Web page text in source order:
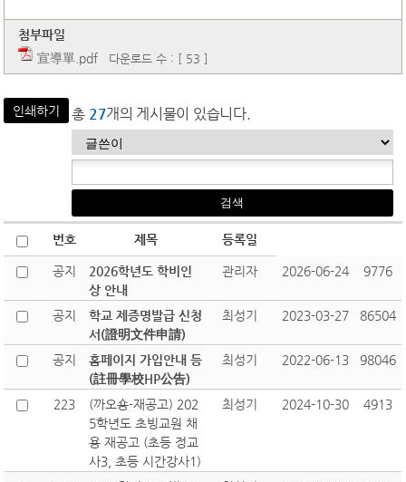
첨부파일
宣導單.pdf 다운로드 수 : [ 53 ]
인쇄하기 총 27개의 게시물이 있습니다.
번호 제목 등록일
공지
2026학년도 학비인
상 안내
관리자 2026-06-24 9776
공지
학교 제증명발급 신청
서(證明文件申請)
최성기 2023-03-27 86504
공지
홈페이지 가입안내 등
(註冊學校HP公告)
최성기 2022-06-13 98046
223
(까오숑-재공고) 202
5학년도 초빙교원 채
용 재공고 (초등 정교
사3, 초등 시간강사1)
최성기 2024-10-30 4913